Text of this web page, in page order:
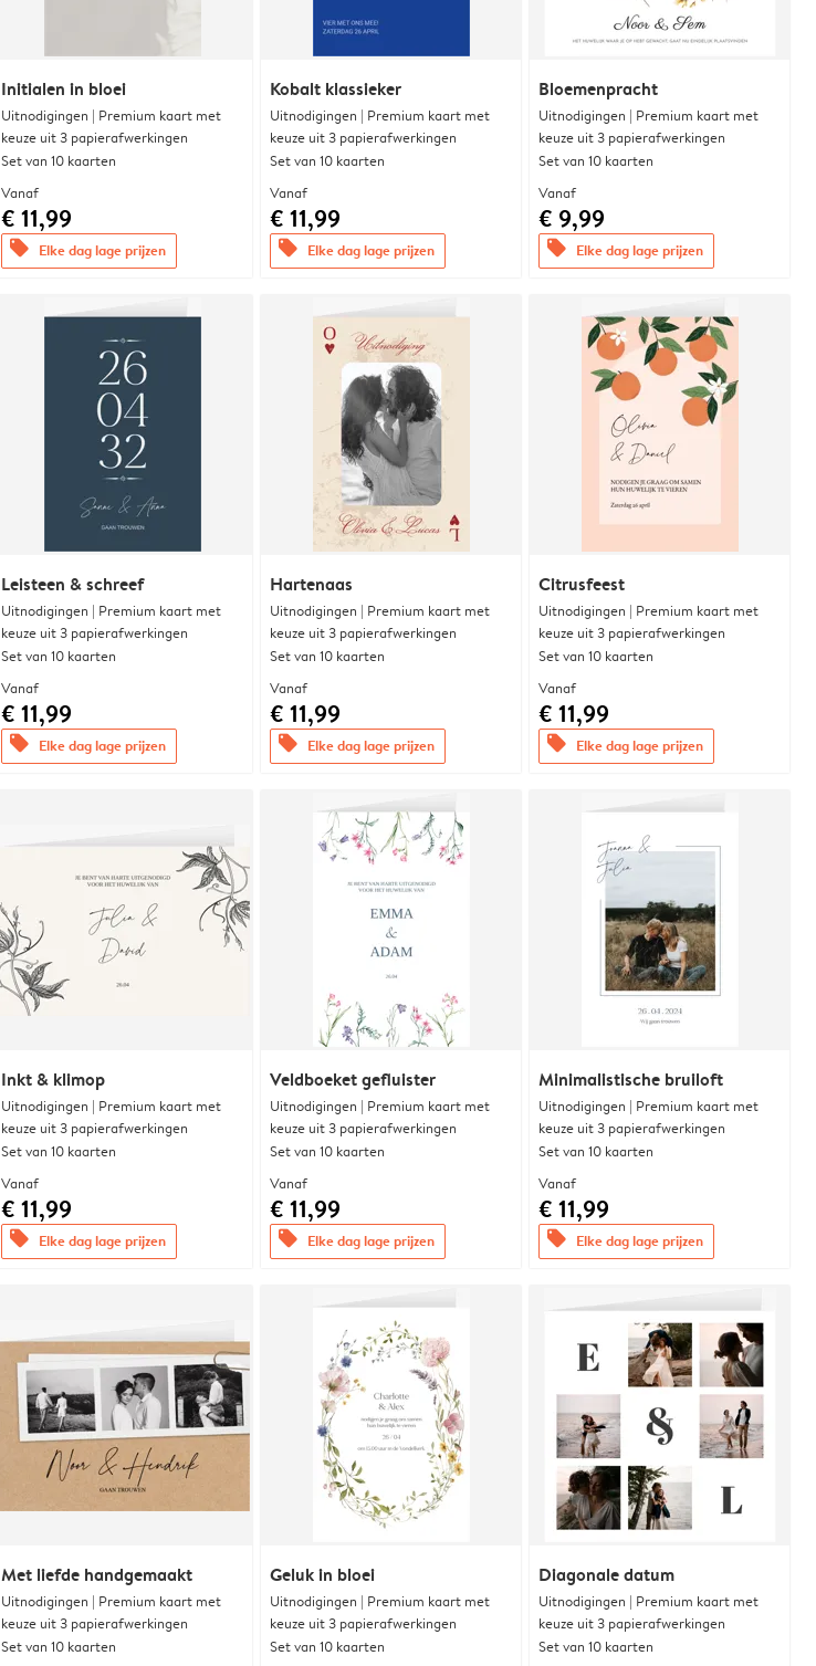
Initialen in bloei
Uitnodigingen | Premium kaart met
keuze uit 3 papierafwerkingen
Set van 10 kaarten
Vanaf
€ 11,99
offers Elke dag lage prijzen
Kobalt klassieker
Uitnodigingen | Premium kaart met
keuze uit 3 papierafwerkingen
Set van 10 kaarten
Vanaf
€ 11,99
offers Elke dag lage prijzen
Bloemenpracht
Uitnodigingen | Premium kaart met
keuze uit 3 papierafwerkingen
Set van 10 kaarten
Vanaf
€ 9,99
offers Elke dag lage prijzen
Leisteen & schreef
Uitnodigingen | Premium kaart met
keuze uit 3 papierafwerkingen
Set van 10 kaarten
Vanaf
€ 11,99
offers Elke dag lage prijzen
Hartenaas
Uitnodigingen | Premium kaart met
keuze uit 3 papierafwerkingen
Set van 10 kaarten
Vanaf
€ 11,99
offers Elke dag lage prijzen
Citrusfeest
Uitnodigingen | Premium kaart met
keuze uit 3 papierafwerkingen
Set van 10 kaarten
Vanaf
€ 11,99
offers Elke dag lage prijzen
Inkt & klimop
Uitnodigingen | Premium kaart met
keuze uit 3 papierafwerkingen
Set van 10 kaarten
Vanaf
€ 11,99
offers Elke dag lage prijzen
Veldboeket gefluister
Uitnodigingen | Premium kaart met
keuze uit 3 papierafwerkingen
Set van 10 kaarten
Vanaf
€ 11,99
offers Elke dag lage prijzen
Minimalistische bruiloft
Uitnodigingen | Premium kaart met
keuze uit 3 papierafwerkingen
Set van 10 kaarten
Vanaf
€ 11,99
offers Elke dag lage prijzen
Met liefde handgemaakt
Uitnodigingen | Premium kaart met
keuze uit 3 papierafwerkingen
Set van 10 kaarten
Geluk in bloei
Uitnodigingen | Premium kaart met
keuze uit 3 papierafwerkingen
Set van 10 kaarten
Diagonale datum
Uitnodigingen | Premium kaart met
keuze uit 3 papierafwerkingen
Set van 10 kaarten